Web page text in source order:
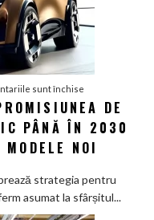
sunt închise
Peugeot
renunță
la
de
a
DE
PÂNĂ ÎN 2030
NOI
strategia pentru
asumat la sfârșitul...